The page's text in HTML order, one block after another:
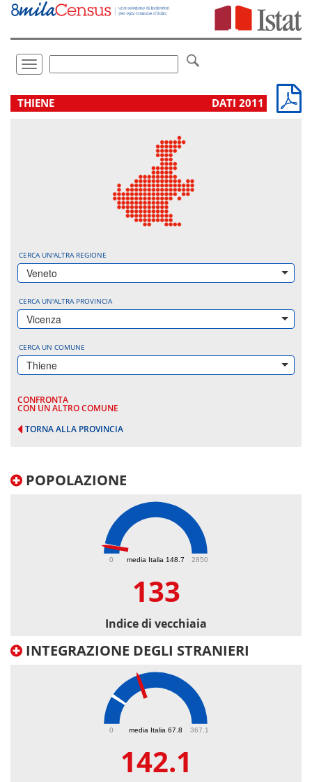
Vai
direttamente
Toggle
navigation
.
THIENE DATI 2011
CERCA UN'ALTRA REGIONE
Veneto
CERCA UN'ALTRA PROVINCIA
Vicenza
CERCA UN COMUNE
Thiene
CONFRONTA
CON UN ALTRO COMUNE
TORNA ALLA PROVINCIA
POPOLAZIONE
media Italia 148.7
0 2850
133
Indice di vecchiaia
INTEGRAZIONE DEGLI STRANIERI
media Italia 67.8
0 367.1
142.1